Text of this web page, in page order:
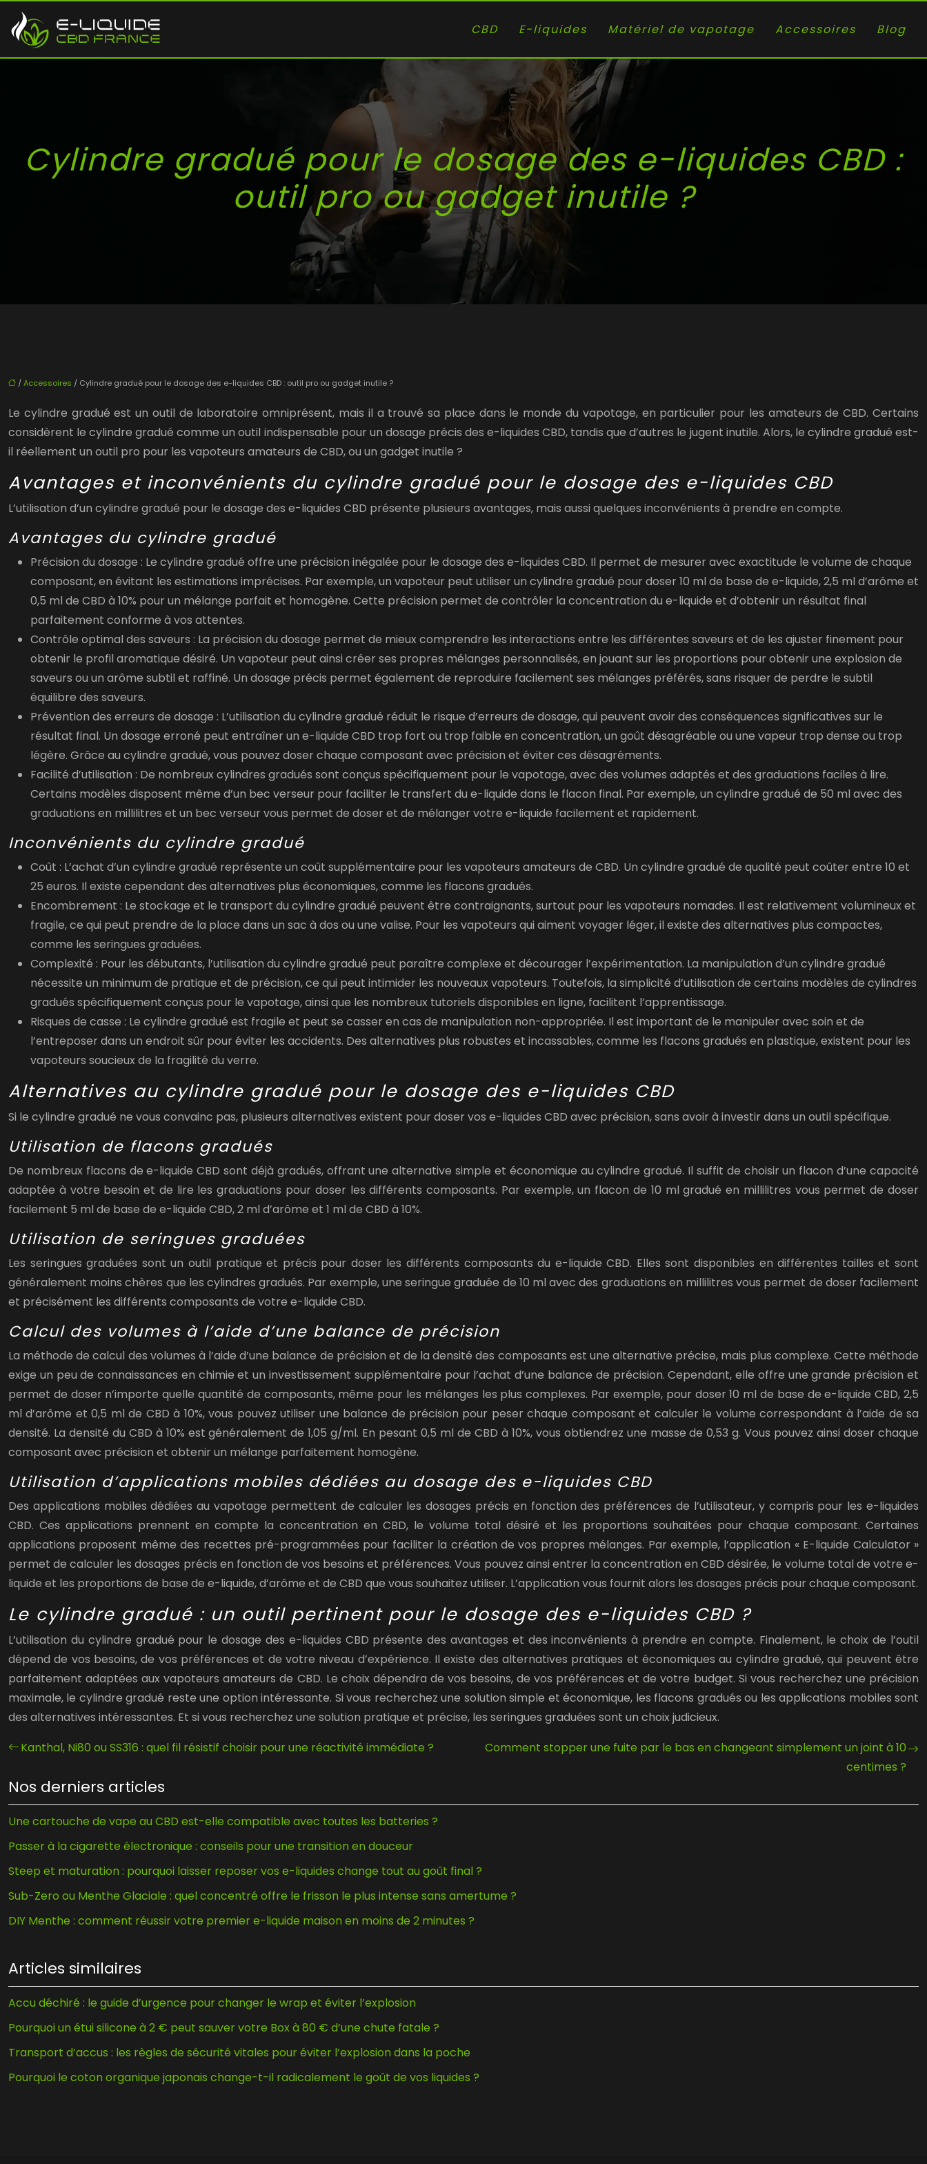
CBD E-liquides Matériel de vapotage Accessoires Blog
Cylindre gradué pour le dosage des e-liquides CBD :
outil pro ou gadget inutile ?
/Accessoires / Cylindre gradué pour le dosage des e-liquides CBD : outil pro ou gadget inutile ?
Le cylindre gradué est un outil de laboratoire omniprésent, mais il a trouvé sa place dans le monde du vapotage, en particulier pour les amateurs de CBD. Certains
considèrent le cylindre gradué comme un outil indispensable pour un dosage précis des e-liquides CBD, tandis que d’autres le jugent inutile. Alors, le cylindre gradué est-
il réellement un outil pro pour les vapoteurs amateurs de CBD, ou un gadget inutile ?
Avantages et inconvénients du cylindre gradué pour le dosage des e-liquides CBD
L’utilisation d’un cylindre gradué pour le dosage des e-liquides CBD présente plusieurs avantages, mais aussi quelques inconvénients à prendre en compte.
Avantages du cylindre gradué
Précision du dosage : Le cylindre gradué offre une précision inégalée pour le dosage des e-liquides CBD. Il permet de mesurer avec exactitude le volume de chaque
composant, en évitant les estimations imprécises. Par exemple, un vapoteur peut utiliser un cylindre gradué pour doser 10 ml de base de e-liquide, 2,5 ml d’arôme et
0,5 ml de CBD à 10% pour un mélange parfait et homogène. Cette précision permet de contrôler la concentration du e-liquide et d’obtenir un résultat final
parfaitement conforme à vos attentes.
Contrôle optimal des saveurs : La précision du dosage permet de mieux comprendre les interactions entre les différentes saveurs et de les ajuster finement pour
obtenir le profil aromatique désiré. Un vapoteur peut ainsi créer ses propres mélanges personnalisés, en jouant sur les proportions pour obtenir une explosion de
saveurs ou un arôme subtil et raffiné. Un dosage précis permet également de reproduire facilement ses mélanges préférés, sans risquer de perdre le subtil
équilibre des saveurs.
Prévention des erreurs de dosage : L’utilisation du cylindre gradué réduit le risque d’erreurs de dosage, qui peuvent avoir des conséquences significatives sur le
résultat final. Un dosage erroné peut entraîner un e-liquide CBD trop fort ou trop faible en concentration, un goût désagréable ou une vapeur trop dense ou trop
légère. Grâce au cylindre gradué, vous pouvez doser chaque composant avec précision et éviter ces désagréments.
Facilité d’utilisation : De nombreux cylindres gradués sont conçus spécifiquement pour le vapotage, avec des volumes adaptés et des graduations faciles à lire.
Certains modèles disposent même d’un bec verseur pour faciliter le transfert du e-liquide dans le flacon final. Par exemple, un cylindre gradué de 50 ml avec des
graduations en millilitres et un bec verseur vous permet de doser et de mélanger votre e-liquide facilement et rapidement.
Inconvénients du cylindre gradué
Coût : L’achat d’un cylindre gradué représente un coût supplémentaire pour les vapoteurs amateurs de CBD. Un cylindre gradué de qualité peut coûter entre 10 et
25 euros. Il existe cependant des alternatives plus économiques, comme les flacons gradués.
Encombrement : Le stockage et le transport du cylindre gradué peuvent être contraignants, surtout pour les vapoteurs nomades. Il est relativement volumineux et
fragile, ce qui peut prendre de la place dans un sac à dos ou une valise. Pour les vapoteurs qui aiment voyager léger, il existe des alternatives plus compactes,
comme les seringues graduées.
Complexité : Pour les débutants, l’utilisation du cylindre gradué peut paraître complexe et décourager l’expérimentation. La manipulation d’un cylindre gradué
nécessite un minimum de pratique et de précision, ce qui peut intimider les nouveaux vapoteurs. Toutefois, la simplicité d’utilisation de certains modèles de cylindres
gradués spécifiquement conçus pour le vapotage, ainsi que les nombreux tutoriels disponibles en ligne, facilitent l’apprentissage.
Risques de casse : Le cylindre gradué est fragile et peut se casser en cas de manipulation non-appropriée. Il est important de le manipuler avec soin et de
l’entreposer dans un endroit sûr pour éviter les accidents. Des alternatives plus robustes et incassables, comme les flacons gradués en plastique, existent pour les
vapoteurs soucieux de la fragilité du verre.
Alternatives au cylindre gradué pour le dosage des e-liquides CBD
Si le cylindre gradué ne vous convainc pas, plusieurs alternatives existent pour doser vos e-liquides CBD avec précision, sans avoir à investir dans un outil spécifique.
Utilisation de flacons gradués
De nombreux flacons de e-liquide CBD sont déjà gradués, offrant une alternative simple et économique au cylindre gradué. Il suffit de choisir un flacon d’une capacité
adaptée à votre besoin et de lire les graduations pour doser les différents composants. Par exemple, un flacon de 10 ml gradué en millilitres vous permet de doser
facilement 5 ml de base de e-liquide CBD, 2 ml d’arôme et 1 ml de CBD à 10%.
Utilisation de seringues graduées
Les seringues graduées sont un outil pratique et précis pour doser les différents composants du e-liquide CBD. Elles sont disponibles en différentes tailles et sont
généralement moins chères que les cylindres gradués. Par exemple, une seringue graduée de 10 ml avec des graduations en millilitres vous permet de doser facilement
et précisément les différents composants de votre e-liquide CBD.
Calcul des volumes à l’aide d’une balance de précision
La méthode de calcul des volumes à l’aide d’une balance de précision et de la densité des composants est une alternative précise, mais plus complexe. Cette méthode
exige un peu de connaissances en chimie et un investissement supplémentaire pour l’achat d’une balance de précision. Cependant, elle offre une grande précision et
permet de doser n’importe quelle quantité de composants, même pour les mélanges les plus complexes. Par exemple, pour doser 10 ml de base de e-liquide CBD, 2,5
ml d’arôme et 0,5 ml de CBD à 10%, vous pouvez utiliser une balance de précision pour peser chaque composant et calculer le volume correspondant à l’aide de sa
densité. La densité du CBD à 10% est généralement de 1,05 g/ml. En pesant 0,5 ml de CBD à 10%, vous obtiendrez une masse de 0,53 g. Vous pouvez ainsi doser chaque
composant avec précision et obtenir un mélange parfaitement homogène.
Utilisation d’applications mobiles dédiées au dosage des e-liquides CBD
Des applications mobiles dédiées au vapotage permettent de calculer les dosages précis en fonction des préférences de l’utilisateur, y compris pour les e-liquides
CBD. Ces applications prennent en compte la concentration en CBD, le volume total désiré et les proportions souhaitées pour chaque composant. Certaines
applications proposent même des recettes pré-programmées pour faciliter la création de vos propres mélanges. Par exemple, l’application « E-liquide Calculator »
permet de calculer les dosages précis en fonction de vos besoins et préférences. Vous pouvez ainsi entrer la concentration en CBD désirée, le volume total de votre e-
liquide et les proportions de base de e-liquide, d’arôme et de CBD que vous souhaitez utiliser. L’application vous fournit alors les dosages précis pour chaque composant.
Le cylindre gradué : un outil pertinent pour le dosage des e-liquides CBD ?
L’utilisation du cylindre gradué pour le dosage des e-liquides CBD présente des avantages et des inconvénients à prendre en compte. Finalement, le choix de l’outil
dépend de vos besoins, de vos préférences et de votre niveau d’expérience. Il existe des alternatives pratiques et économiques au cylindre gradué, qui peuvent être
parfaitement adaptées aux vapoteurs amateurs de CBD. Le choix dépendra de vos besoins, de vos préférences et de votre budget. Si vous recherchez une précision
maximale, le cylindre gradué reste une option intéressante. Si vous recherchez une solution simple et économique, les flacons gradués ou les applications mobiles sont
des alternatives intéressantes. Et si vous recherchez une solution pratique et précise, les seringues graduées sont un choix judicieux.
Kanthal, Ni80 ou SS316 : quel fil résistif choisir pour une réactivité immédiate ?
Comment stopper une fuite par le bas en changeant simplement un joint à 10
centimes ?
Nos derniers articles
Une cartouche de vape au CBD est-elle compatible avec toutes les batteries ?
Passer à la cigarette électronique : conseils pour une transition en douceur
Steep et maturation : pourquoi laisser reposer vos e-liquides change tout au goût final ?
Sub-Zero ou Menthe Glaciale : quel concentré offre le frisson le plus intense sans amertume ?
DIY Menthe : comment réussir votre premier e-liquide maison en moins de 2 minutes ?
Articles similaires
Accu déchiré : le guide d’urgence pour changer le wrap et éviter l’explosion
Pourquoi un étui silicone à 2 € peut sauver votre Box à 80 € d’une chute fatale ?
Transport d’accus : les règles de sécurité vitales pour éviter l’explosion dans la poche
Pourquoi le coton organique japonais change-t-il radicalement le goût de vos liquides ?